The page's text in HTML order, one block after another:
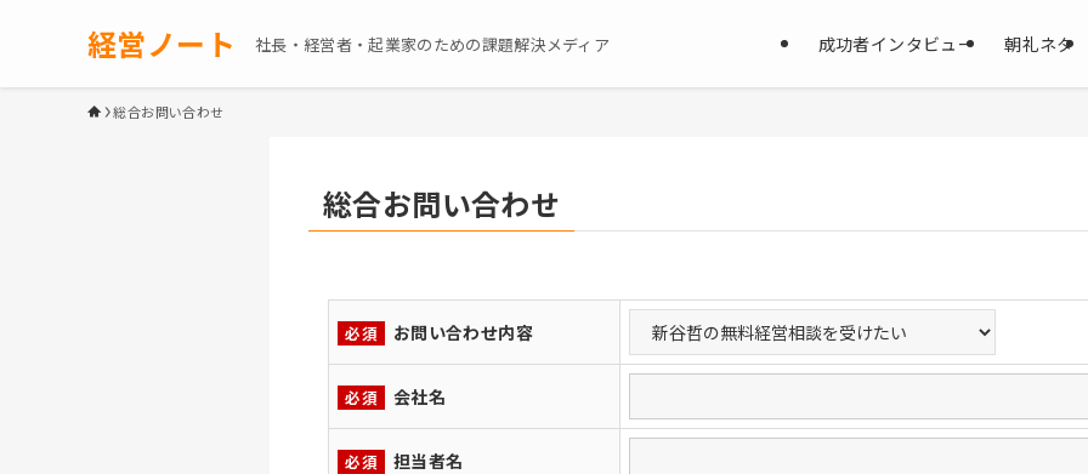
経営ノート 社長・経営者・起業家のための課題解決メディア 成功者インタビュー 朝礼ネタ
総合お問い合わせ
総合お問い合わせ
必須 お問い合わせ内容
必須 会社名
必須 担当者名